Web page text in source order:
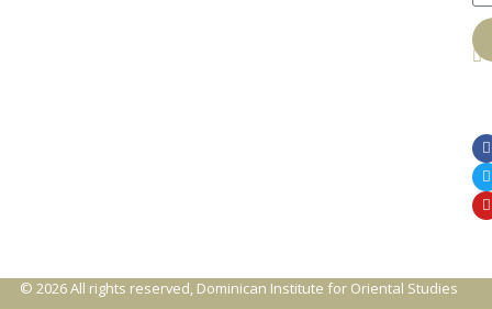
© 2026 All rights reserved, Dominican Institute for Oriental Studies